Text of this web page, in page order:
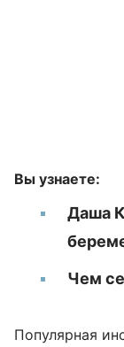
Вы узнаете:
Даша
Чем
Популярная